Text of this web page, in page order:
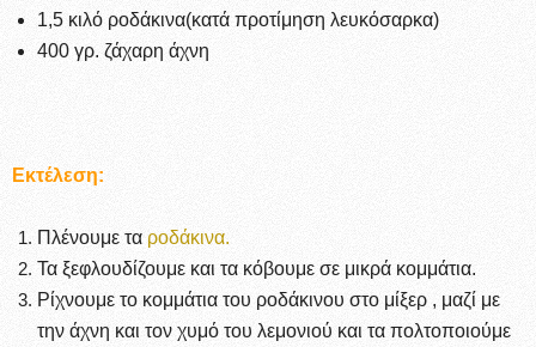
1,5 κιλό ροδάκινα(κατά προτίμηση λευκόσαρκα)
400 γρ. ζάχαρη άχνη
Εκτέλεση:
Πλένουμε τα ροδάκινα.
Τα ξεφλουδίζουμε και τα κόβουμε σε μικρά κομμάτια.
Ρίχνουμε το κομμάτια του ροδάκινου στο μίξερ , μαζί με
την άχνη και τον χυμό του λεμονιού και τα πολτοποιούμε